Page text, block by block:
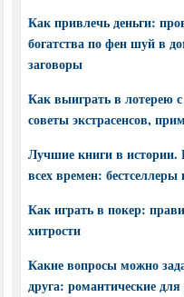
Как привлечь деньги:
богатства по фен шуй в
заговоры
Как выиграть в лотерею
советы экстрасенсов,
Лучшие книги в истории.
всех времен:
Как играть в покер:
хитрости
Какие вопросы можно
друга: романтические